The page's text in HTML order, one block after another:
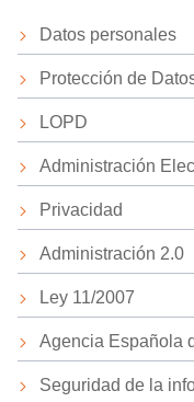
Datos personales
Protección de
LOPD
Administración
Privacidad
Administración 2.0
Ley 11/2007
Agencia Española
Seguridad de la